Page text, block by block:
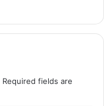
Required fields are